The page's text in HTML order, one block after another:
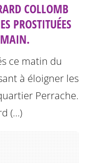
COLLOMB
PROSTITUÉES
ce matin du
à éloigner les
Perrache.
(…)